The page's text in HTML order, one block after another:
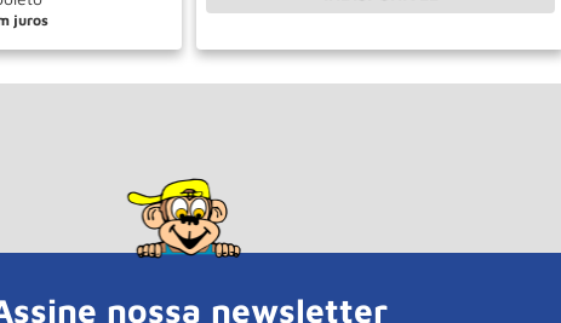
COMPRAR
nossa newsletter